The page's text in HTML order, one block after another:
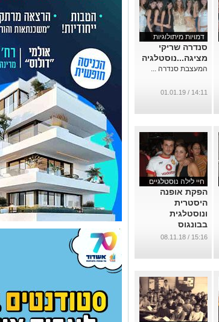
דמויות מיתולוגיות
סנדרה שריקי
מציגה...נוסטלגיה
המעצבת סנדרה ...
14:11 / 01.01.19
חיי לילה נוסטלגיים
הפקת אופנה
היסטרית
ונוסטלגית
בבונגוס
...
15:16 / 08.11.18